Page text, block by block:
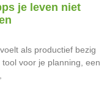
je leven niet
als productief bezig
voor je planning, een